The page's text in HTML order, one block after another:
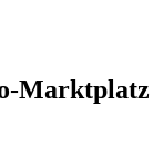
Marktplatz